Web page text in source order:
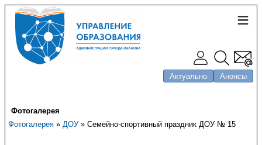
Актуально Анонсы
Фотогалерея
Фотогалерея » ДОУ» Семейно-спортивный праздник ДОУ № 15